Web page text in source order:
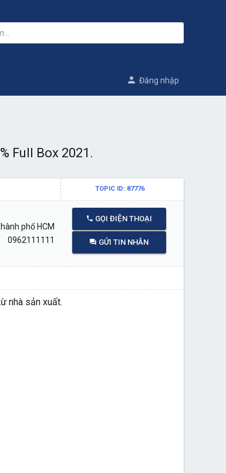
Đăng nhập
Full Box 2021.
TOPIC ID: 87776
phố HCM
0962111111
GỌI ĐIỆN THOẠI
GỬI TIN NHẮN
nhà sản xuất.